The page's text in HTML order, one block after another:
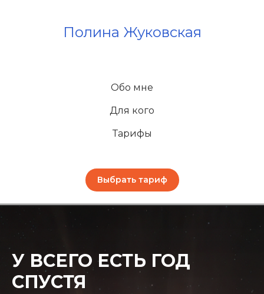
Полина Жуковская
Обо мне
Для кого
Тарифы
Выбрать тариф
У ВСЕГО ЕСТЬ ГОД
СПУСТЯ